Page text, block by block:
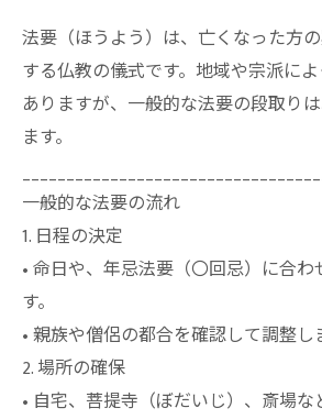
法要（ほうよう）は、亡くなった方
する仏教の儀式です。地域や宗派に
ありますが、一般的な法要の段取り
ます。
一般的な法要の流れ
1. 日程の決定
• 命日や、年忌法要（〇回忌）に合
す。
• 親族や僧侶の都合を確認して調整し
2. 場所の確保
• 自宅、菩提寺（ぼだいじ）、斎場な